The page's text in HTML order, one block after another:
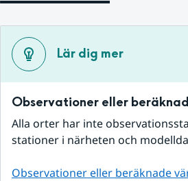
Lär dig mer
Observationer eller
Alla orter har inte
stationer i närheten och
Observationer eller beräknade